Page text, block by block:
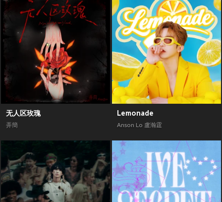
无人区玫瑰
弄簡
Lemonade
Anson Lo 盧瀚霆